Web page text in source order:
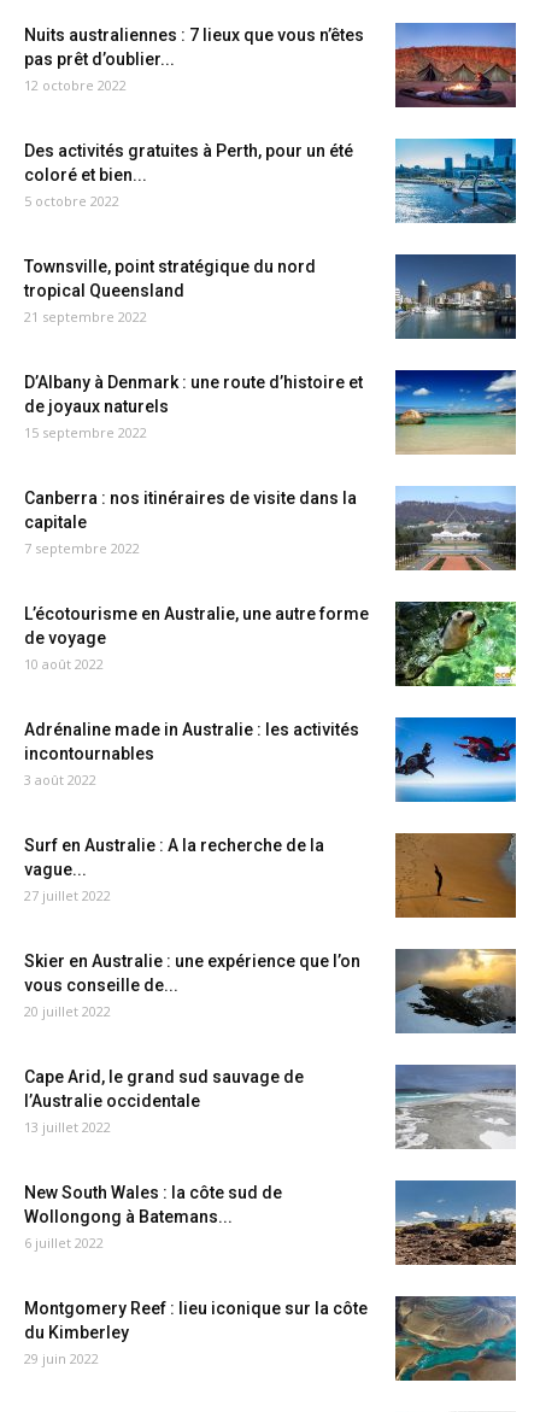
Nuits australiennes : 7 lieux que vous n’êtes
pas prêt d’oublier...
12 octobre 2022
Des activités gratuites à Perth, pour un été
coloré et bien...
5 octobre 2022
Townsville, point stratégique du nord
tropical Queensland
21 septembre 2022
D’Albany à Denmark : une route d’histoire et
de joyaux naturels
15 septembre 2022
Canberra : nos itinéraires de visite dans la
capitale
7 septembre 2022
L’écotourisme en Australie, une autre forme
de voyage
10 août 2022
Adrénaline made in Australie : les activités
incontournables
3 août 2022
Surf en Australie : A la recherche de la
vague...
27 juillet 2022
Skier en Australie : une expérience que l’on
vous conseille de...
20 juillet 2022
Cape Arid, le grand sud sauvage de
l’Australie occidentale
13 juillet 2022
New South Wales : la côte sud de
Wollongong à Batemans...
6 juillet 2022
Montgomery Reef : lieu iconique sur la côte
du Kimberley
29 juin 2022